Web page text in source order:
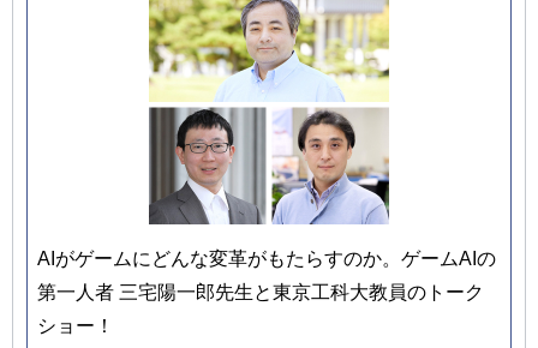
AIがゲームにどんな変革がもたらすのか。ゲームAIの
第一人者 三宅陽一郎先生と東京工科大教員のトーク
ショー！